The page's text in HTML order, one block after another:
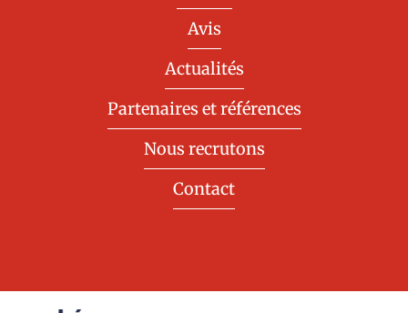
Avis
Actualités
Partenaires et références
Nous recrutons
Contact